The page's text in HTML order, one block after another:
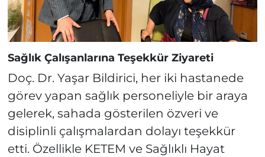
Sağlık Çalışanlarına Teşekkür Ziyareti
Doç. Dr. Yaşar Bildirici, her iki hastanede
görev yapan sağlık personeliyle bir araya
gelerek, sahada gösterilen özveri ve
disiplinli çalışmalardan dolayı teşekkür
etti. Özellikle KETEM ve Sağlıklı Hayat